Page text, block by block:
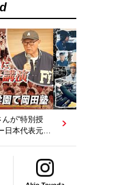
んが“特別授
日本代表元監